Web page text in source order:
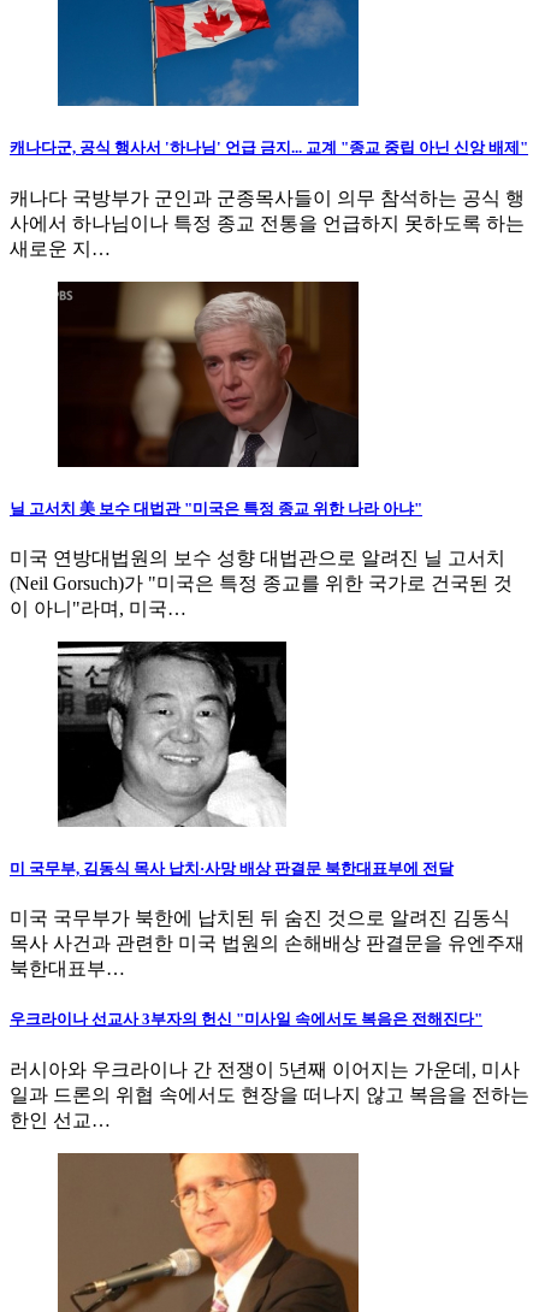
캐나다군, 공식 행사서 '하나님' 언급 금지... 교계 "종교 중립 아닌 신앙 배제"
캐나다 국방부가 군인과 군종목사들이 의무 참석하는 공식 행
사에서 하나님이나 특정 종교 전통을 언급하지 못하도록 하는
새로운 지…
닐 고서치 美 보수 대법관 "미국은 특정 종교 위한 나라 아냐"
미국 연방대법원의 보수 성향 대법관으로 알려진 닐 고서치
(Neil Gorsuch)가 "미국은 특정 종교를 위한 국가로 건국된 것
이 아니"라며, 미국…
미 국무부, 김동식 목사 납치·사망 배상 판결문 북한대표부에 전달
미국 국무부가 북한에 납치된 뒤 숨진 것으로 알려진 김동식
목사 사건과 관련한 미국 법원의 손해배상 판결문을 유엔주재
북한대표부…
우크라이나 선교사 3부자의 헌신 "미사일 속에서도 복음은 전해진다"
러시아와 우크라이나 간 전쟁이 5년째 이어지는 가운데, 미사
일과 드론의 위협 속에서도 현장을 떠나지 않고 복음을 전하는
한인 선교…